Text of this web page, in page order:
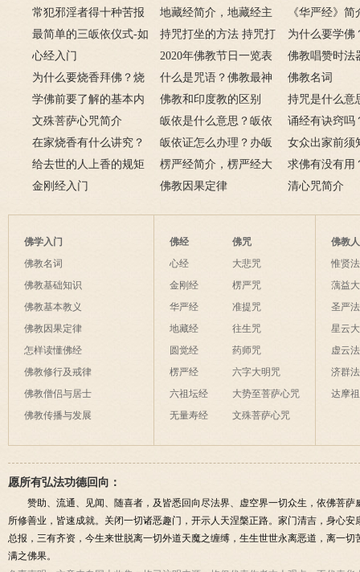
有何含义与讲究？
吗 皈依佛门后的注意事
项
么？
常犯邪淫者得十种苦报
从婚后出轨事件看出的因
果报应
地藏经简介，地藏经主
要讲什么？
《华严经》简
广佛华严经讲
最简单的三皈依仪式-如
何授三皈五戒居士仪轨
持咒打坐的方法 持咒打
坐的姿势图
为什么要学佛
用呢？
心经入门 2020年佛教节日一览表
佛教唱赞时法
为什么要烧香拜佛？烧
香的含义是什么？
什么是咒语？佛教最神
奇的九个咒语
佛教名词
学佛前要了解的基本内
容
佛教和印度教的区别
持咒是什么意
持咒？
文殊菩萨心咒简介
皈依是什么意思？皈依
三宝又是什么意思？
诵经有诀窍吗
十二条诀窍
在家烧香有什么讲究？
一些禁忌千万不要触
碰！
皈依证怎么办理？办皈
依证后的忌讳是什么？
女众出家前须
只有一次出家
给去世的人上香的规矩
楞严经简介，楞严经大
致在讲什么？
求佛有没有用
说佛菩萨可以
金刚经入门 佛教因果定律 清心咒简介
佛学入门
佛教名词
佛教基础知识
佛教基本教义
佛教因果定律
怎样读懂佛经
佛教修行及戒律
佛教僧侣与居士
佛教传播与发展
佛经
心经
金刚经
华严经
地藏经
圆觉经
楞严经
六祖坛经
无量寿经
佛咒
大悲咒
楞严咒
准提咒
往生咒
药师咒
六字大明咒
大势至菩萨心咒
文殊菩萨心咒
佛教
惟贤
蕅益
圣严
星云
虚云
济群
达摩
愿所有弘法功德回向：
赞助、流通、见闻、随喜者，及皆悉回向尽法界、虚空界一切众生，依佛菩
所修善业，皆速成就。关闭一切诸恶趣门，开示人天涅槃正路。家门清吉，身心
总报，三有齐资，今生来世脱离一切外道天魔之缠缚，生生世世永离恶道，离一
满之佛果。